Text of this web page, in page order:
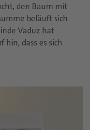
den Baum mit
beläuft sich
Vaduz hat
dass es sich